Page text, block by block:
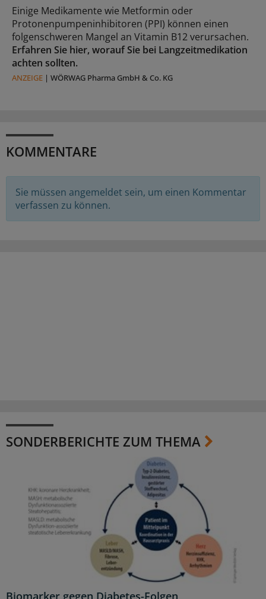
Einige Medikamente wie Metformin oder
Protonenpumpeninhibitoren (PPI) können einen
folgenschweren Mangel an Vitamin B12 verursachen.
Erfahren Sie hier, worauf Sie bei Langzeitmedikation
achten sollten.
ANZEIGE | WÖRWAG Pharma GmbH & Co. KG
KOMMENTARE
Sie müssen angemeldet sein, um einen Kommentar
verfassen zu können.
SONDERBERICHTE ZUM THEMA
Biomarker gegen Diabetes-Folgen